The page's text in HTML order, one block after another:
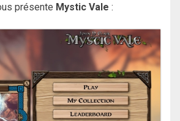
présente Mystic Vale :